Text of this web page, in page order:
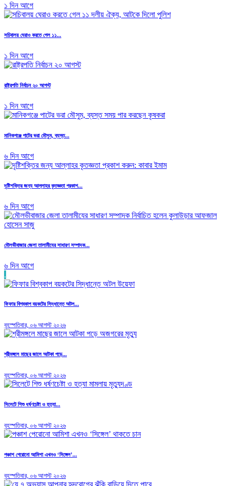
১ দিন আগে
সচিবালয় ঘেরাও করতে গেল ১১...
১ দিন আগে
রাষ্ট্রপতি নির্বাচন ২০ আগস্ট
১ দিন আগে
মানিকগঞ্জে পাটের ভরা মৌসুম, ব্যস্ত...
৬ দিন আগে
দৃষ্টিশক্তির জন্য আল্লাহর কৃতজ্ঞতা প্রকাশ...
৬ দিন আগে
মৌলভীবাজার জেলা তালামীযের সাধারণ সম্পাদক...
৬ দিন আগে
.
ফিফার বিশ্বকাপ বয়কটের সিদ্ধান্তে অটল...
বৃহস্পতিবার, ০৬ আগস্ট ২০২৬
শ্রীমঙ্গলে মাছের জালে আটকা পড়ে...
বৃহস্পতিবার, ০৬ আগস্ট ২০২৬
সিলেটে শিশু ধর্ষণচেষ্টা ও হত্যা...
বৃহস্পতিবার, ০৬ আগস্ট ২০২৬
পঞ্চাশ পেরোনো আমিশা এখনও ‘সিঙ্গেল’...
বৃহস্পতিবার, ০৬ আগস্ট ২০২৬